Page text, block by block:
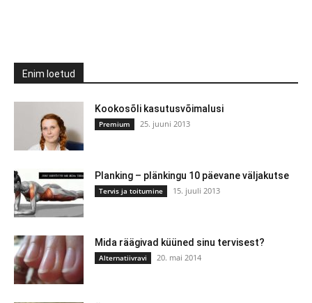
Enim loetud
Kookosõli kasutusvõimalusi
Premium 25. juuni 2013
Planking – plänkingu 10 päevane väljakutse
Tervis ja toitumine 15. juuli 2013
Mida räägivad küüned sinu tervisest?
Alternatiivravi 20. mai 2014